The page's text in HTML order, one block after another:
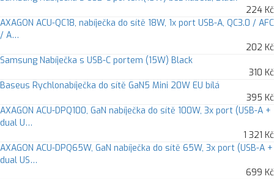
224 Kč
AXAGON ACU-QC18, nabíječka do sítě 18W, 1x port USB-A, QC3.0 / AFC
/ A…
202 Kč
Samsung Nabíječka s USB-C portem (15W) Black
310 Kč
Baseus Rychlonabíječka do sítě GaN5 Mini 20W EU bílá
395 Kč
AXAGON ACU-DPQ100, GaN nabíječka do sítě 100W, 3x port (USB-A +
dual U…
1 321 Kč
AXAGON ACU-DPQ65W, GaN nabíječka do sítě 65W, 3x port (USB-A +
dual US…
699 Kč